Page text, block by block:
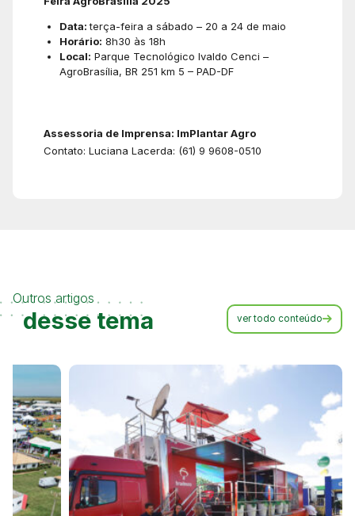
Data:terça-feira a sábado – 20 a 24 de maio
Horário: 8h30 às 18h
Local: Parque Tecnológico Ivaldo Cenci –
AgroBrasília, BR 251 km 5 – PAD-DF
Assessoria de Imprensa: ImPlantar Agro
Contato: Luciana Lacerda: (61) 9 9608-0510
Outros artigos
desse tema ver todo conteúdo